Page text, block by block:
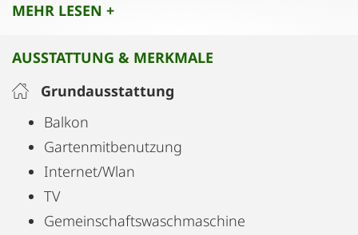
direkt per Lift in das Stockwerk, in dem die
Badegrund mit Liegen, Sonnenschirmen und
Badesteg. Am Strand liegt auch das Bistro Südsee
von Haubenkoch Hubert Wallner.
MEHR LESEN +
AUSSTATTUNG & MERKMALE
Grundausstattung
Balkon
Gartenmitbenutzung
Internet/Wlan
TV
Gemeinschaftswaschmaschine